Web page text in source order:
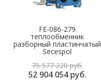
FE-086-279
теплообменник
разборный пластинчатый
Secespol
75 577 220 руб.
52 904 054 руб.